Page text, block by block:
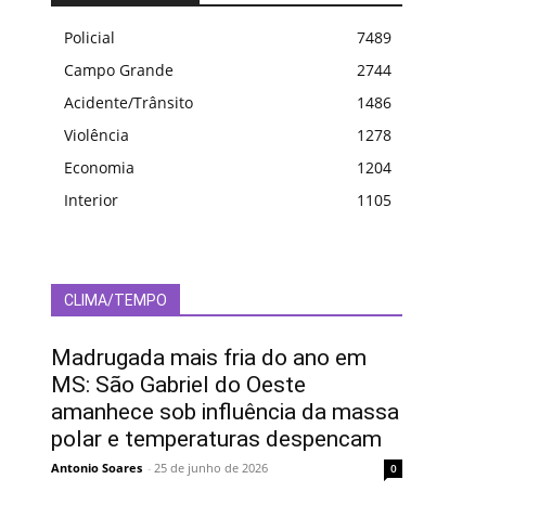
Policial
7489
Campo Grande
2744
Acidente/Trânsito
1486
Violência
1278
Economia
1204
Interior
1105
CLIMA/TEMPO
Madrugada mais fria do ano em
MS: São Gabriel do Oeste
amanhece sob influência da massa
polar e temperaturas despencam
Antonio Soares - 25 de junho de 2026 0